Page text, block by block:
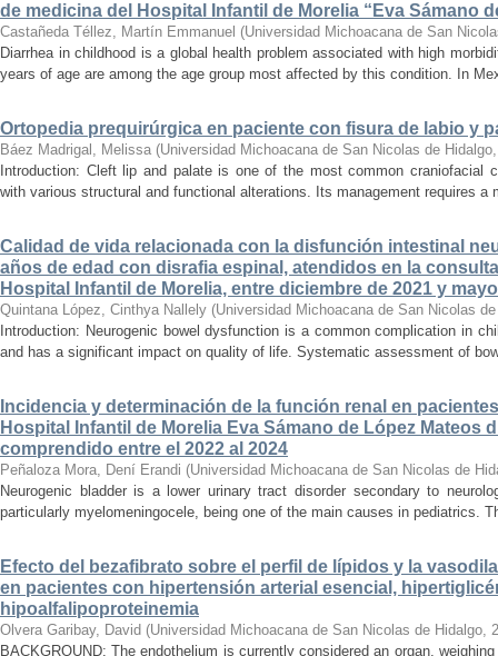
de medicina del Hospital Infantil de Morelia “Eva Sámano
Castañeda Téllez, Martín Emmanuel (Universidad Michoacana de San
Diarrhea in childhood is a global health problem associated with high
years of age are among the age group most affected by this condition. In
Ortopedia prequirúrgica en paciente con fisura de labio y
Báez Madrigal, Melissa (Universidad Michoacana de San Nicolas de Hidalgo
Introduction: Cleft lip and palate is one of the most common craniofacial
with various structural and functional alterations. Its management requires a
Calidad de vida relacionada con la disfunción intestinal
años de edad con disrafia espinal, atendidos en la
Hospital Infantil de Morelia, entre diciembre de 2021 y
Quintana López, Cinthya Nallely (Universidad Michoacana de San Nicolas
Introduction: Neurogenic bowel dysfunction is a common complication in
and has a significant impact on quality of life. Systematic assessment of
Incidencia y determinación de la función renal en
Hospital Infantil de Morelia Eva Sámano de López Mateos
comprendido entre el 2022 al 2024
Peñaloza Mora, Dení Erandi (Universidad Michoacana de San Nicolas de
Neurogenic bladder is a lower urinary tract disorder secondary to
particularly myelomeningocele, being one of the main causes in pediatrics.
Efecto del bezafibrato sobre el perfil de lípidos y la
en pacientes con hipertensión arterial esencial,
hipoalfalipoproteinemia
Olvera Garibay, David (Universidad Michoacana de San Nicolas de Hidalgo,
BACKGROUND: The endothelium is currently considered an organ,